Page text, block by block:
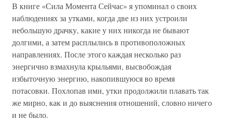
В книге «Сила Момента Сейчас» я упоминал о своих
наблюдениях за утками, когда две из них устроили
небольшую драчку, какие у них никогда не бывают
долгими, а затем расплылись в противоположных
направлениях. После этого каждая несколько раз
энергично взмахнула крыльями, высвобождая
избыточную энергию, накопившуюся во время
потасовки. Похлопав ими, утки продолжили плавать так
же мирно, как и до выяснения отношений, словно ничего
и не было.